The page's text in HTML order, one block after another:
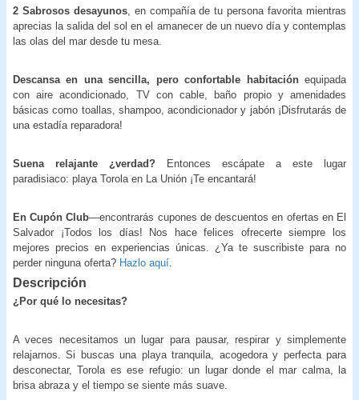
2 Sabrosos desayunos, en compañía de tu persona favorita mientras
aprecias la salida del sol en el amanecer de un nuevo día y contemplas
las olas del mar desde tu mesa.
Descansa en una sencilla, pero confortable habitaciónequipada
con aire acondicionado, TV con cable, baño propio y amenidades
básicas como toallas, shampoo, acondicionador y jabón ¡Disfrutarás de
una estadía reparadora!
Suena relajante ¿verdad? Entonces escápate a este lugar
paradisiaco: playa Torola en La Unión ¡Te encantará!
En Cupón Club—encontrarás cupones de descuentos en ofertas en El
Salvador ¡Todos los días! Nos hace felices ofrecerte siempre los
mejores precios en experiencias únicas. ¿Ya te suscribiste para no
perder ninguna oferta? Hazlo aquí
Descripción
¿Por qué lo necesitas?
A veces necesitamos un lugar para pausar, respirar y simplemente
relajarnos. Si buscas una playa tranquila, acogedora y perfecta para
desconectar, Torola es ese refugio: un lugar donde el mar calma, la
brisa abraza y el tiempo se siente más suave.